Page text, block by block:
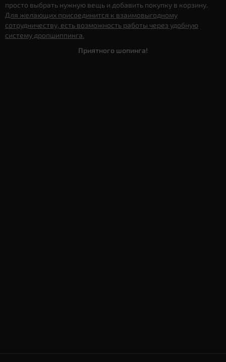
просто выбрать нужную вещь и добавить покупку в корзину.
Для желающих присоединится к взаимовыгодному
сотрудничеству, есть возможность работы через удобную
систему дропшиппинга.
Приятного шопинга!